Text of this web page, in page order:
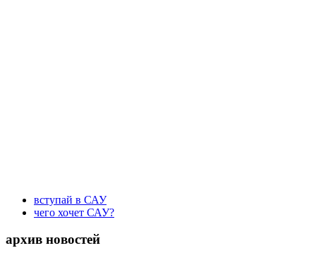
вступай в САУ
чего хочет САУ?
архив новостей